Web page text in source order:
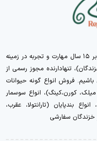
همگام با تکنولوژی روز دنیا و همچنین تکیه بر ۱۵ سال مهارت و تجربه در زمینه
تنهادارنده مجوز رسمی از
فروش انواع گونه حیوانات
کورن،کینگ)، انواع سوسمار
بندپایان (تارانتولا، عقرب،
خزندگان سفارشی